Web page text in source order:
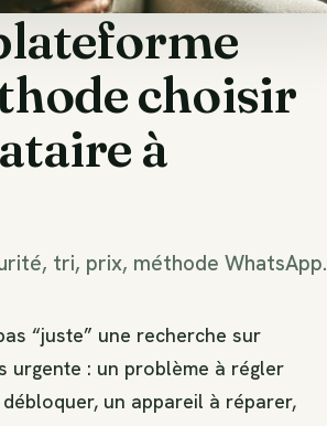
choisir
à
tri, prix, méthode WhatsApp.
“juste” une recherche sur
urgente : un problème à régler
un appareil à réparer,